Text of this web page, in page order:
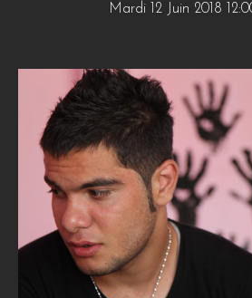
Mardi 12 Juin 2018